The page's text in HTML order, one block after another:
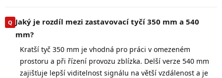
Jaký je rozdíl mezi zastavovací tyčí 350 mm a 540
mm?
Kratší tyč 350 mm je vhodná pro práci v omezeném
prostoru a při řízení provozu zblízka. Delší verze 540 mm
zajišťuje lepší viditelnost signálu na větší vzdálenost a je